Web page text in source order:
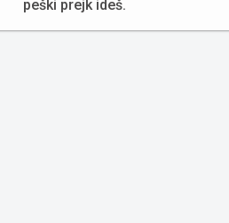
peški prejk ideš.